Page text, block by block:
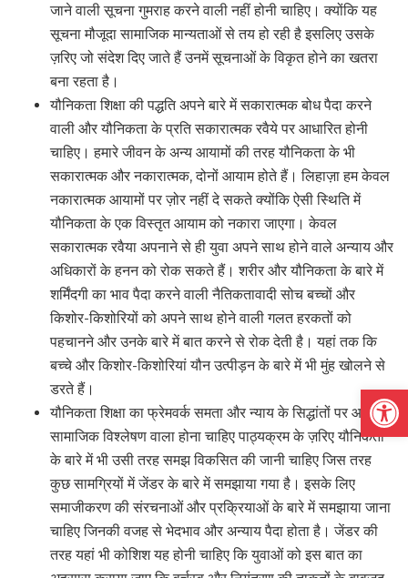
जाने वाली सूचना गुमराह करने वाली नहीं होनी चाहिए। क्योंकि यह
सूचना मौजूदा सामाजिक मान्यताओं से तय हो रही है इसलिए उसके
ज़रिए जो संदेश दिए जाते हैं उनमें सूचनाओं के विकृत होने का खतरा
बना रहता है।
यौनिकता शिक्षा की पद्धति अपने बारे में सकारात्मक बोध पैदा करने
वाली और यौनिकता के प्रति सकारात्मक रवैये पर आधारित होनी
चाहिए। हमारे जीवन के अन्य आयामों की तरह यौनिकता के भी
सकारात्मक और नकारात्मक, दोनों आयाम होते हैं। लिहाज़ा हम केवल
नकारात्मक आयामों पर ज़ोर नहीं दे सकते क्योंकि ऐसी स्थिति में
यौनिकता के एक विस्तृत आयाम को नकारा जाएगा। केवल
सकारात्मक रवैया अपनाने से ही युवा अपने साथ होने वाले अन्याय और
अधिकारों के हनन को रोक सकते हैं। शरीर और यौनिकता के बारे में
शर्मिंदगी का भाव पैदा करने वाली नैतिकतावादी सोच बच्चों और
किशोर-किशोरियों को अपने साथ होने वाली गलत हरकतों को
पहचानने और उनके बारे में बात करने से रोक देती है। यहां तक कि
बच्चे और किशोर-किशोरियां यौन उत्पीड़न के बारे में भी मुंह खोलने से
डरते हैं।
यौनिकता शिक्षा का फ्रेमवर्क समता और न्याय के सिद्धांतों पर आधारित
सामाजिक विश्लेषण वाला होना चाहिए पाठ्यक्रम के ज़रिए यौनिकता
के बारे में भी उसी तरह समझ विकसित की जानी चाहिए जिस तरह
कुछ सामग्रियों में जेंडर के बारे में समझाया गया है। इसके लिए
समाजीकरण की संरचनाओं और प्रक्रियाओं के बारे में समझाया जाना
चाहिए जिनकी वजह से भेदभाव और अन्याय पैदा होता है। जेंडर की
तरह यहां भी कोशिश यह होनी चाहिए कि युवाओं को इस बात का